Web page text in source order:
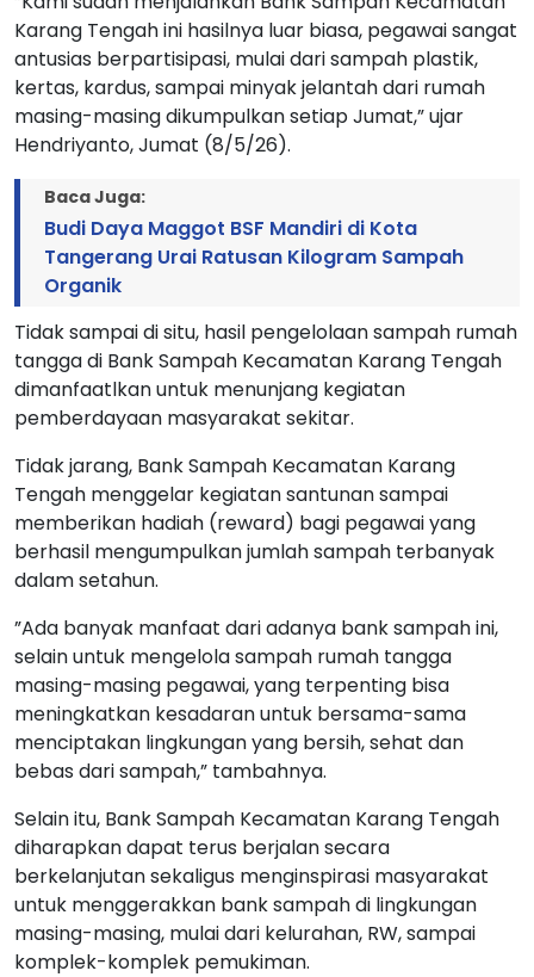
Karang Tengah ini hasilnya luar biasa, pegawai sangat
antusias berpartisipasi, mulai dari sampah plastik,
kertas, kardus, sampai minyak jelantah dari rumah
masing-masing dikumpulkan setiap Jumat,” ujar
Hendriyanto, Jumat (8/5/26).
Baca Juga:
Budi Daya Maggot BSF Mandiri di Kota
Tangerang Urai Ratusan Kilogram Sampah
Organik
Tidak sampai di situ, hasil pengelolaan sampah rumah
tangga di Bank Sampah Kecamatan Karang Tengah
dimanfaatlkan untuk menunjang kegiatan
pemberdayaan masyarakat sekitar.
Tidak jarang, Bank Sampah Kecamatan Karang
Tengah menggelar kegiatan santunan sampai
memberikan hadiah (reward) bagi pegawai yang
berhasil mengumpulkan jumlah sampah terbanyak
dalam setahun.
”Ada banyak manfaat dari adanya bank sampah ini,
selain untuk mengelola sampah rumah tangga
masing-masing pegawai, yang terpenting bisa
meningkatkan kesadaran untuk bersama-sama
menciptakan lingkungan yang bersih, sehat dan
bebas dari sampah,” tambahnya.
Selain itu, Bank Sampah Kecamatan Karang Tengah
diharapkan dapat terus berjalan secara
berkelanjutan sekaligus menginspirasi masyarakat
untuk menggerakkan bank sampah di lingkungan
masing-masing, mulai dari kelurahan, RW, sampai
komplek-komplek pemukiman.